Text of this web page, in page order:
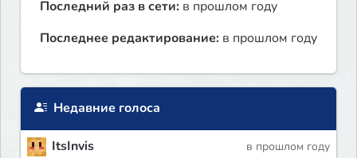
Последний раз в сети: в прошлом году
Последнее редактирование: в прошлом году
Недавние голоса
ItsInvis в прошлом году